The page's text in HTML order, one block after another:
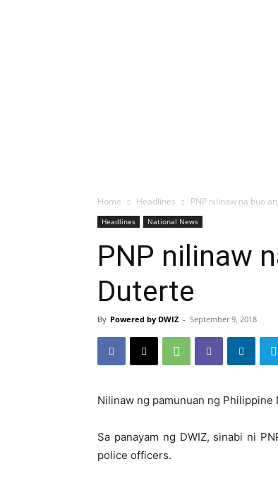
Home Headlines PNP nilinaw na buo
Headlines National News
PNP nilinaw
Duterte
By Powered by DWIZ - September 9, 2018
Nilinaw ng pamunuan ng
Sa panayam ng DWIZ, sinabi ni
police officers.